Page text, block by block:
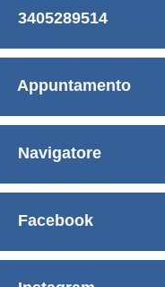
3405289514
Appuntamento
Navigatore
Facebook